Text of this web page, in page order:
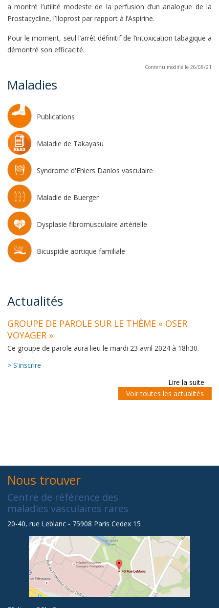
a montré l’utilité modeste de la perfusion d’un analogue de la
Prostacycline, l’Iloprost par rapport à l’Aspirine.
Pour le moment, seul l’arrêt définitif de l’intoxication tabagique a
démontré son efficacité.
Contenu modifié le 26/08/21
Maladies
Publications
Maladie de Takayasu
Syndrome d'Ehlers Danlos vasculaire
Maladie de Buerger
Dysplasie fibromusculaire artérielle
Bicuspidie aortique familiale
Actualités
GROUPE DE PAROLE SUR LE THÈME « OSER
VOYAGER »
Ce groupe de parole aura lieu le mardi 23 avril 2024 à 18h30.
> S'inscrire
Lire la suite
Voir toutes les actualités
Nous trouver
Centre de référence des
maladies vasculaires rares
20-40, rue Leblanc - 75908 Paris Cedex 15